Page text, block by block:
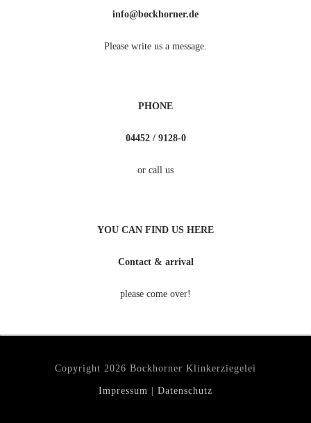
info@bockhorner.de
Please write us a message.
PHONE
04452 / 9128-0
or call us
YOU CAN FIND US HERE
Contact & arrival
please come over!
Copyright 2026 Bockhorner Klinkerziegelei
Impressum Datenschutz